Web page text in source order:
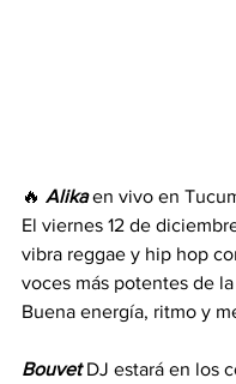
🔥 Alika en vivo en
El viernes 12 de
vibra reggae y hip hop
voces más potentes de
Buena energía, ritmo y
Bouvet DJ estará en los